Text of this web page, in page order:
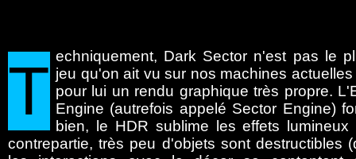
T echniquement, Dark Sector n'est pas le
jeu qu'on ait vu sur nos machines
pour lui un rendu graphique très propre.
Engine (autrefois appelé Sector Engine)
bien, le HDR sublime les effets lumineux
contrepartie, très peu d'objets sont destructibles